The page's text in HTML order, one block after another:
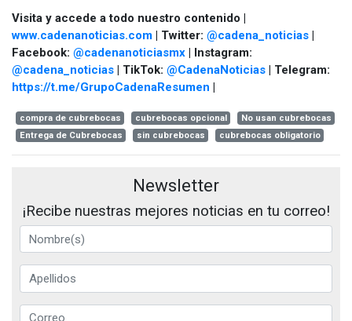
Visita y accede a todo nuestro contenido |
www.cadenanoticias.com | Twitter: @cadena_noticias |
Facebook: @cadenanoticiasmx | Instagram:
@cadena_noticias | TikTok: @CadenaNoticias | Telegram:
https://t.me/GrupoCadenaResumen |
compra de cubrebocas cubrebocas opcional
No usan cubrebocas
Entrega de Cubrebocas
sin cubrebocas cubrebocas obligatorio
Newsletter
¡Recibe nuestras mejores noticias en tu correo!